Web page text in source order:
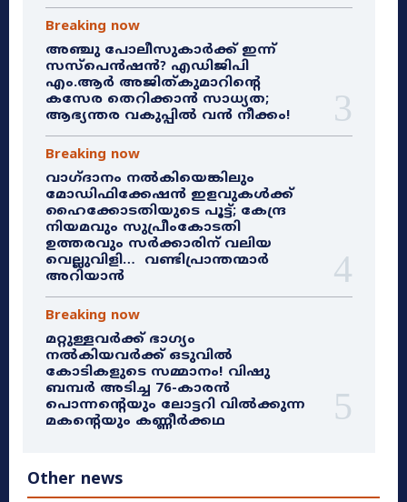
Breaking now
അഞ്ചു പോലീസുകാർക്ക് ഇന്ന്
സസ്‌പെൻഷൻ? എഡിജിപി
എം.ആർ അജിത്കുമാറിൻ്റെ
കസേര തെറിക്കാൻ സാധ്യത;
ആഭ്യന്തര വകുപ്പിൽ വൻ നീക്കം!
Breaking now
വാഗ്ദാനം നൽകിയെങ്കിലും
മോഡിഫിക്കേഷൻ ഇളവുകൾക്ക്
ഹൈക്കോടതിയുടെ പൂട്ട്; കേന്ദ്ര
നിയമവും സുപ്രീംകോടതി
ഉത്തരവും സർക്കാരിന് വലിയ
വെല്ലുവിളി… വണ്ടിപ്രാന്തന്മാർ
അറിയാൻ
Breaking now
മറ്റുള്ളവർക്ക് ഭാഗ്യം
നൽകിയവർക്ക് ഒടുവിൽ
കോടികളുടെ സമ്മാനം! വിഷു
ബമ്പർ അടിച്ച 76-കാരൻ
പൊന്നന്റെയും ലോട്ടറി വിൽക്കുന്ന
മകന്റെയും കണ്ണീർക്കഥ
Other news